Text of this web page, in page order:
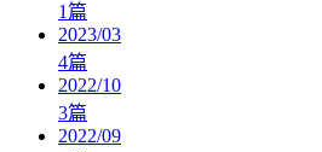
1篇
2023/03
4篇
2022/10
3篇
2022/09